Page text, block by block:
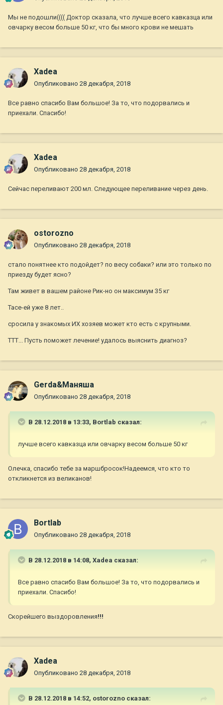
Мы не подошли(((( Доктор сказала, что лучше всего кавказца или
овчарку весом больше 50 кг, что бы много крови не мешать
Xadea
Опубликовано 28 декабря, 2018
Все равно спасибо Вам большое! За то, что подорвались и
приехали. Спасибо!
Xadea
Опубликовано 28 декабря, 2018
Сейчас переливают 200 мл. Следующее переливание через день.
ostorozno
Опубликовано 28 декабря, 2018
стало понятнее кто подойдет? по весу собаки? или это только по
приезду будет ясно?
Там живет в вашем районе Рик-но он максимум 35 кг
Тасе-ей уже 8 лет..
сросила у знакомых ИХ хозяев может кто есть с крупными.
ТТТ... Пусть поможет лечение! удалось выяснить диагноз?
Gerda&Маняша
Опубликовано 28 декабря, 2018
В 28.12.2018 в 13:33, Bortlab сказал:
лучше всего кавказца или овчарку весом больше 50 кг
Олечка, спасибо тебе за маршбросок!Надеемся, что кто то
откликнется из великанов!
Bortlab
Опубликовано 28 декабря, 2018
В 28.12.2018 в 14:08, Xadea сказал:
Все равно спасибо Вам большое! За то, что подорвались и
приехали. Спасибо!
Скорейшего выздоровления!!!
Xadea
Опубликовано 28 декабря, 2018
В 28.12.2018 в 14:52, ostorozno сказал: